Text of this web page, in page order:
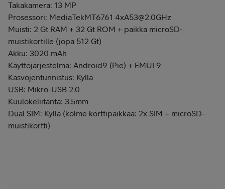
Takakamera: 13 MP
Prosessori: MediaTekMT6761 4xA53@2.0GHz
Muisti: 2 Gt RAM + 32 Gt ROM + paikka microSD-
muistikortille (jopa 512 Gt)
Akku: 3020 mAh
Käyttöjärjestelmä: Android9 (Pie) + EMUI 9
Kasvojentunnistus: Kyllä
USB: Mikro-USB 2.0
Kuulokeliitäntä: 3.5mm
Dual SIM: Kyllä (kolme korttipaikkaa: 2x SIM + microSD-
muistikortti)